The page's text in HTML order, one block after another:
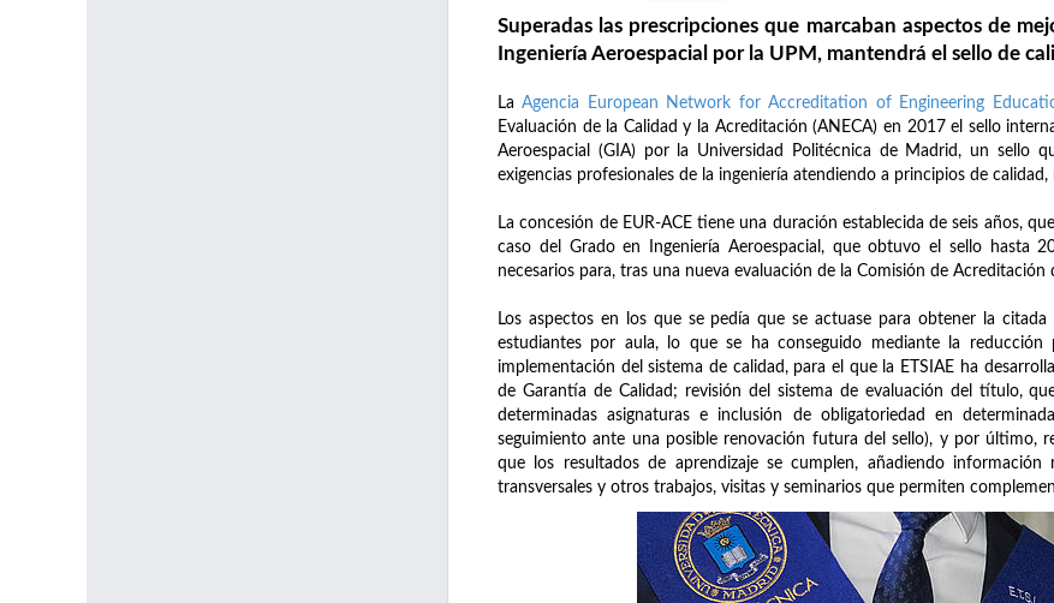
Superadas las prescripciones que marcaban aspectos de
Ingeniería Aeroespacial por la UPM, mantendrá el sello de
La Agencia European Network for Accreditation of Engineering
Evaluación de la Calidad y la Acreditación (ANECA) en 2017 el sello
Aeroespacial (GIA) por la Universidad Politécnica de Madrid, un sello
exigencias profesionales de la ingeniería atendiendo a principios de
La concesión de EUR-ACE tiene una duración establecida de seis años,
caso del Grado en Ingeniería Aeroespacial, que obtuvo el sello hasta
necesarios para, tras una nueva evaluación de la Comisión de
Los aspectos en los que se pedía que se actuase para obtener la
estudiantes por aula, lo que se ha conseguido mediante la
implementación del sistema de calidad, para el que la ETSIAE ha
de Garantía de Calidad; revisión del sistema de evaluación del título,
determinadas asignaturas e inclusión de obligatoriedad en
seguimiento ante una posible renovación futura del sello), y por último,
que los resultados de aprendizaje se cumplen, añadiendo
transversales y otros trabajos, visitas y seminarios que permiten